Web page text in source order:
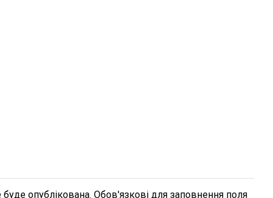
опублікована. Обов'язкові для заповнення поля